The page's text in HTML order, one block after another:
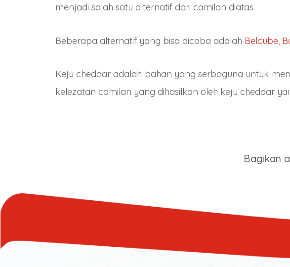
menjadi salah satu alternatif dari camilan diatas.
Beberapa alternatif yang bisa dicoba adalah Belcube
Keju cheddar adalah bahan yang serbaguna untuk
kelezatan camilan yang dihasilkan oleh keju cheddar
Bagikan